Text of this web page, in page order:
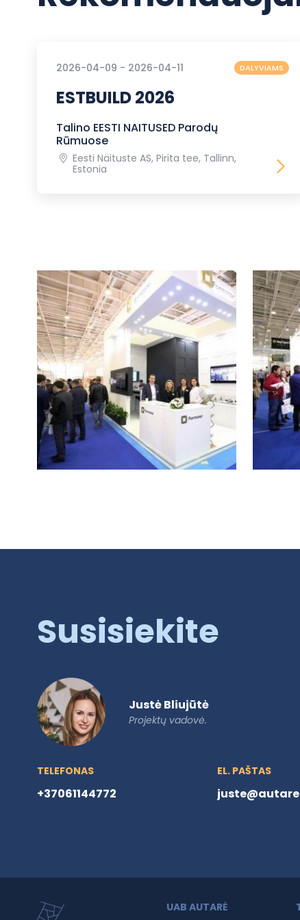
2026-04-09 - 2026-04-11 DALYVIAMS
ESTBUILD 2026
Talino EESTI NAITUSED Parodų
Rūmuose
Eesti Näituste AS, Pirita tee, Tallinn,
Estonia
Susisiekite
Justė Bliujūtė
Projektų vadovė.
TELEFONAS
+37061144772
EL. PAŠTAS
UAB AUTARĖ